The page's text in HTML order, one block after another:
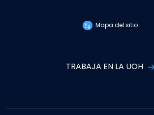
Mapa del sitio
TRABAJA EN LA UOH